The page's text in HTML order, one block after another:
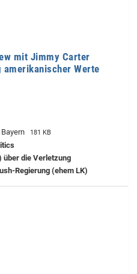
mit Jimmy Carter
Werte
181 KB
über die Verletzung
Regierung (ehem LK)